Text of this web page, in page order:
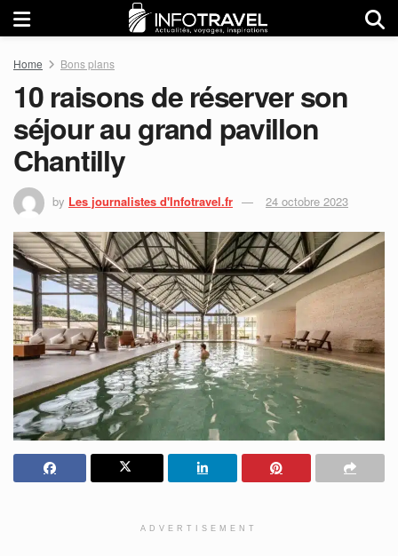
Home Bons plans
10 raisons de réserver son
séjour au grand pavillon
Chantilly
by Les journalistes d'Infotravel.fr 24 octobre 2023
ADVERTISEMENT